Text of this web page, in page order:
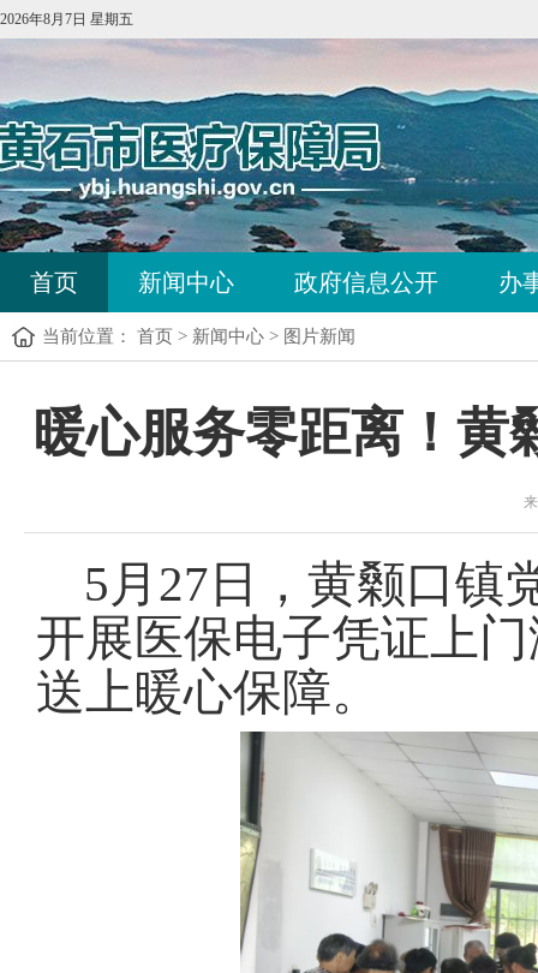
2026年8月7日 星期五
首页 新闻中心 政府信息公开 办
当前位置： 首页 > 新闻中心 > 图片新闻
暖心服务零距离！黄
5月27日，黄颡口镇
开展医保电子凭证上
送上暖心保障。